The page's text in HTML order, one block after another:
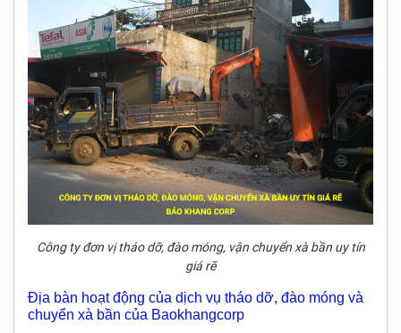
Công ty đơn vị tháo dỡ, đào móng, vận chuyển xà bần uy tín
giá rẽ
Địa bàn hoạt động của dịch vụ tháo dỡ, đào móng và
chuyển xà bần của Baokhangcorp